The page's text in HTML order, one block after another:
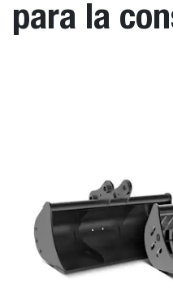
para la